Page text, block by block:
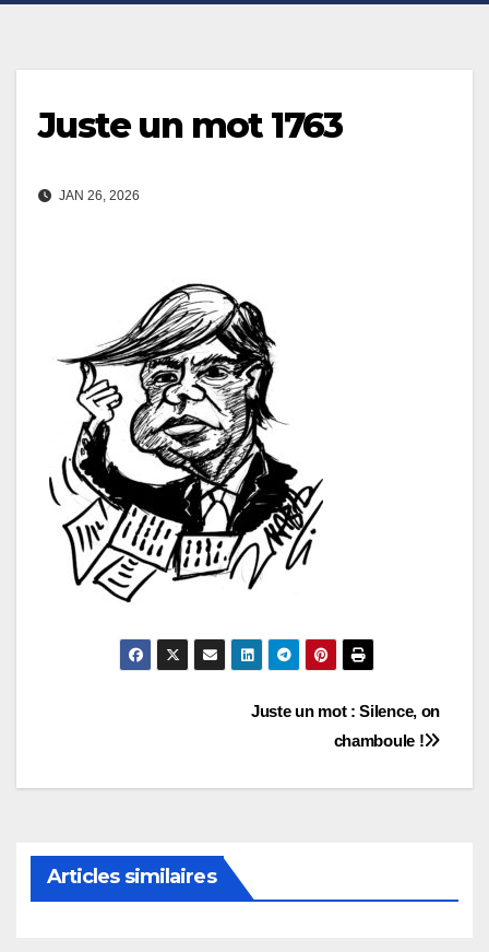
Juste un mot 1763
JAN 26, 2026
Juste un mot : Silence, on
chamboule !
Articles similaires